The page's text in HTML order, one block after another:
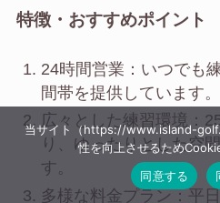
特徴・おすすめポイント
24時間営業：いつでも
間帯を提供しています。
広々とした練習環境：
り、ゆったりとした空
す。
多様な料金プラン：平
当サイト（https://www.island-
性を向上させるため
同意する